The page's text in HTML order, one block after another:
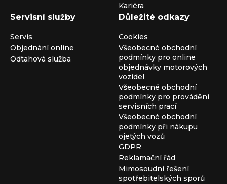
Kariéra
Servisní služby
Servis
Objednání online
Odtahová služba
Důležité odkazy
Cookies
Všeobecné obchodní
podmínky pro online
objednávky motorových
vozidel
Všeobecné obchodní
podmínky pro provádění
servisních prací
Všeobecné obchodní
podmínky při nákupu
ojetých vozů
GDPR
Reklamační řád
Mimosoudní řešení
spotřebitelských sporů